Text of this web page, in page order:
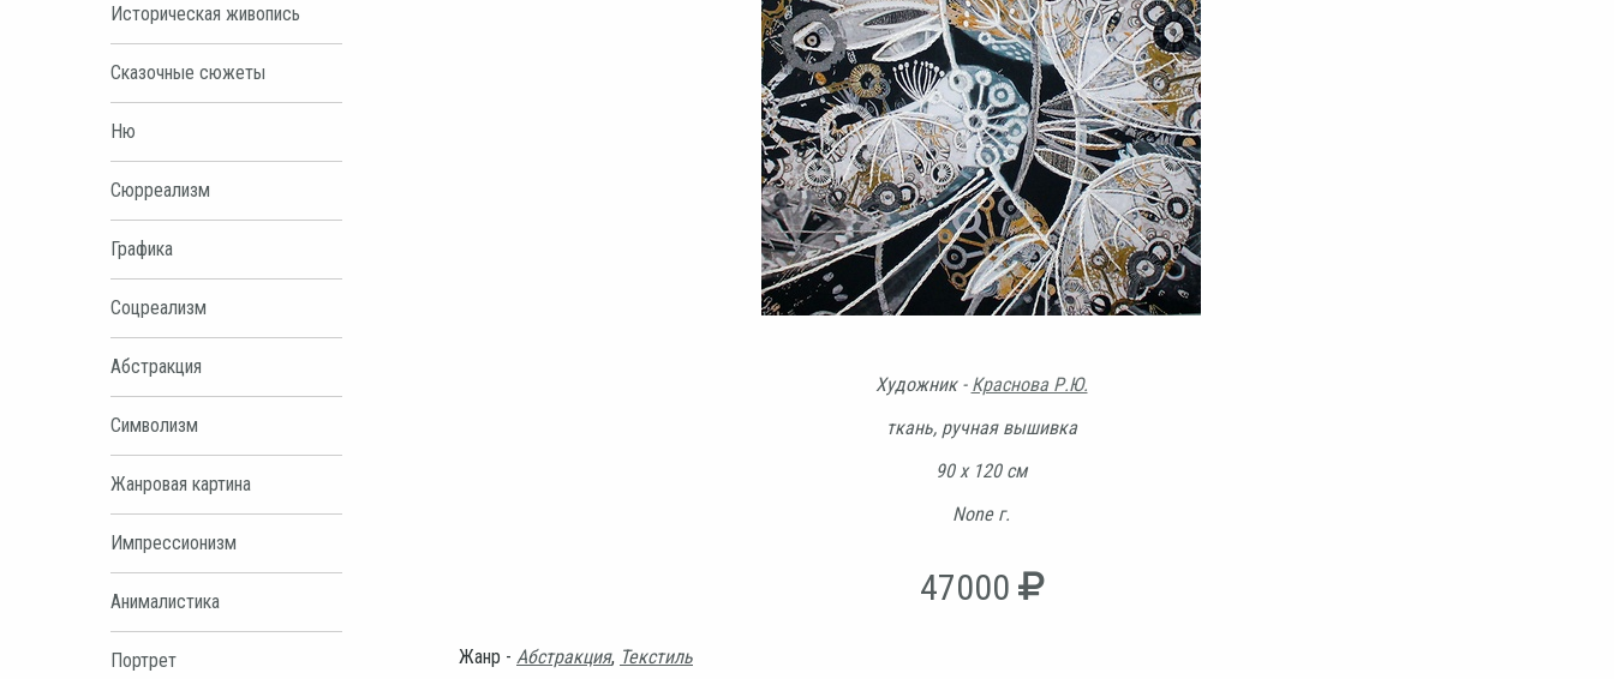
Историческая живопись
Сказочные сюжеты
Ню
Сюрреализм
Графика
Соцреализм
Абстракция
Символизм
Жанровая картина
Импрессионизм
Анималистика
Портрет
Художник - Краснова Р.Ю.
ткань, ручная вышивка
90 х 120 см
None г.
47000
Жанр - Абстракция, Текстиль